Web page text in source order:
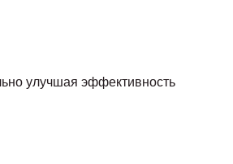
улучшая эффективность